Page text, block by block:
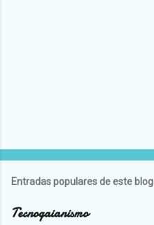
Entradas populares de este blog
Tecnogaianismo